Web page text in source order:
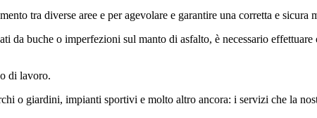
tra diverse aree e per agevolare e garantire una corretta e sicura
da buche o imperfezioni sul manto di asfalto, è necessario
di lavoro.
o giardini, impianti sportivi e molto altro ancora: i servizi che la